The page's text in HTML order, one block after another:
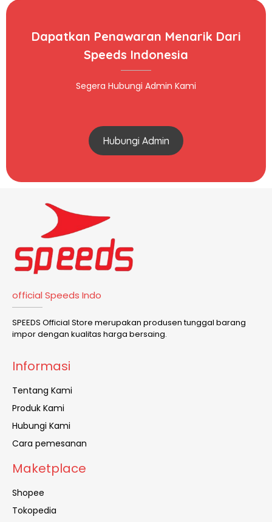
Dapatkan Penawaran Menarik Dari
Speeds Indonesia
Segera Hubungi Admin Kami
Hubungi Admin
official Speeds Indo
SPEEDS Official Store merupakan produsen tunggal barang
impor dengan kualitas harga bersaing.
Informasi
Tentang Kami
Produk Kami
Hubungi Kami
Cara pemesanan
Maketplace
Shopee
Tokopedia